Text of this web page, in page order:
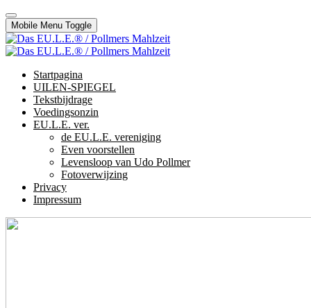
Mobile Menu Toggle
Startpagina
UILEN-SPIEGEL
Tekstbijdrage
Voedingsonzin
EU.L.E. ver.
de EU.L.E. vereniging
Even voorstellen
Levensloop van Udo Pollmer
Fotoverwijzing
Privacy
Impressum